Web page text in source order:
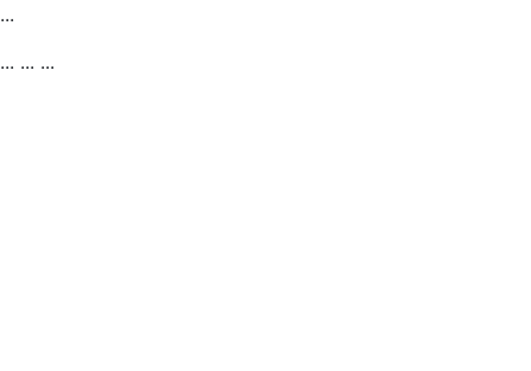
...
... ... ...